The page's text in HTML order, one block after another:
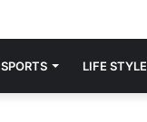
SPORTS LIFE STYLE